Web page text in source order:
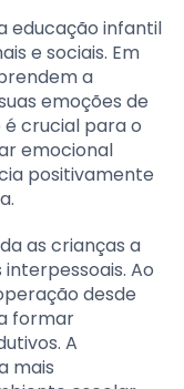
educação infantil
e sociais. Em
a
emoções de
é crucial para o
emocional
positivamente
as crianças a
Ao
desde
formar
A
mais